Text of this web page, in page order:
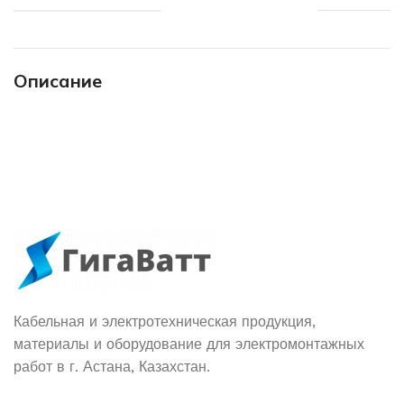
Описание
Кабельная и электротехническая продукция,
материалы и оборудование для электромонтажных
работ в г. Астана, Казахстан.